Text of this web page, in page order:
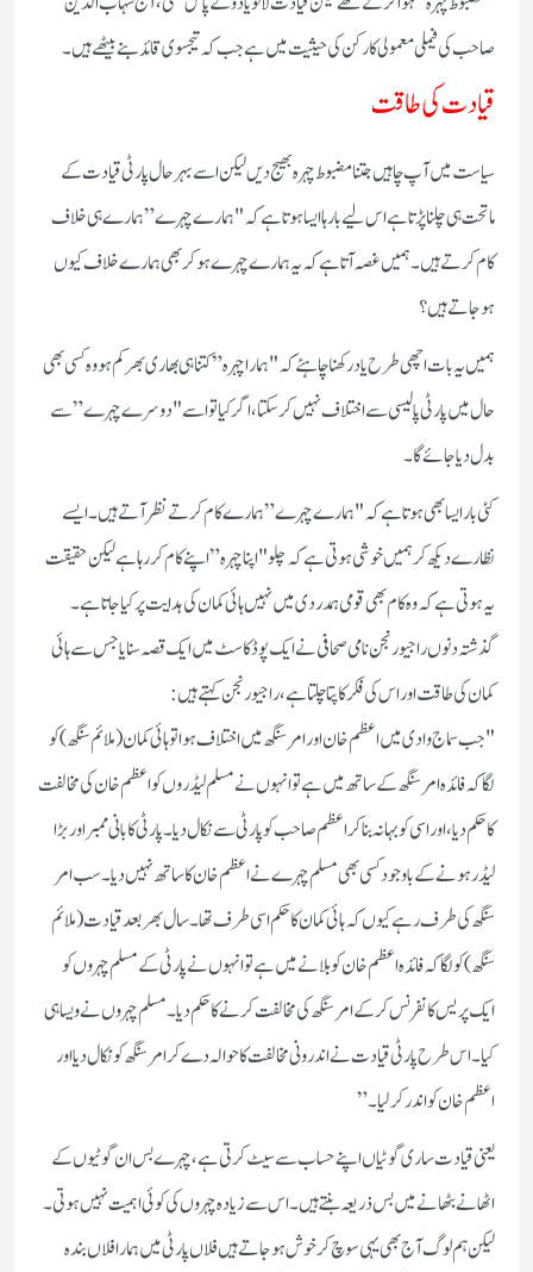
صاحب کی فیملی معمولی کارکن کی حیثیت میں ہے جب کہ تیجسوی قائد بنے بیٹھے ہیں۔
قیادت کی طاقت
سیاست میں آپ چاہیں جتنا مضبوط چہرہ بھیج دیں لیکن اسے بہرحال پارٹی قیادت کے
ماتحت ہی چلنا پڑتا ہے اس لیے بارہا ایسا ہوتا ہے کہ "ہمارے چہرے” ہمارے ہی خلاف
کام کرتے ہیں۔ہمیں غصہ آتا ہے کہ یہ ہمارے چہرے ہوکر بھی ہمارے خلاف کیوں
ہوجاتے ہیں؟
ہمیں یہ بات اچھی طرح یاد رکھنا چاہئے کہ "ہمارا چہرہ” کتنا ہی بھاری بھرکم ہو وہ کسی بھی
حال میں پارٹی پالیسی سے اختلاف نہیں کر سکتا، اگر کیا تو اسے "دوسرے چہرے” سے
بدل دیا جائے گا۔
کئی بار ایسا بھی ہوتا ہے کہ "ہمارے چہرے” ہمارے کام کرتے نظر آتے ہیں۔ایسے
نظارے دیکھ کر ہمیں خوشی ہوتی ہے کہ چلو "اپنا چہرہ” اپنے کام کر رہا ہے لیکن حقیقت
یہ ہوتی ہے کہ وہ کام بھی قومی ہمدردی میں نہیں ہائی کمان کی ہدایت پر کیا جاتا ہے۔
گذشتہ دنوں راجیو رنجن نامی صحافی نے ایک پوڈ کاسٹ میں ایک قصہ سنایا جس سے ہائی
کمان کی طاقت اور اس کی فکر کا پتا چلتا ہے، راجیو رنجن کہتے ہیں:
"جب سماج وادی میں اعظم خان اور امر سنگھ میں اختلاف ہوا تو ہائی کمان(ملائم سنگھ) کو
لگا کہ فائدہ امر سنگھ کے ساتھ میں ہے تو انہوں نے مسلم لیڈروں کو اعظم خان کی مخالفت
کا حکم دیا، اور اسی کو بہانہ بنا کر اعظم صاحب کو پارٹی سے نکال دیا۔پارٹی کا بانی ممبر اور بڑا
لیڈر ہونے کے باوجود کسی بھی مسلم چہرے نے اعظم خان کا ساتھ نہیں دیا۔سب امر
سنگھ کی طرف رہے کیوں کہ ہائی کمان کا حکم اسی طرف تھا۔سال بھر بعد قیادت(ملائم
سنگھ) کو لگا کہ فائدہ اعظم خان کو بلانے میں ہے تو انہوں نے پارٹی کے مسلم چہروں کو
ایک پریس کانفرنس کرکے امر سنگھ کی مخالفت کرنے کا حکم دیا۔مسلم چہروں نے ویسا ہی
کیا۔اس طرح پارٹی قیادت نے اندرونی مخالفت کا حوالہ دے کر امر سنگھ کو نکال دیا اور
اعظم خان کو اندر کر لیا۔”
یعنی قیادت ساری گوٹیاں اپنے حساب سے سیٹ کرتی ہے، چہرے بس ان گوٹیوں کے
اٹھانے بٹھانے میں بس ذریعہ بنتے ہیں۔اس سے زیادہ چہروں کی کوئی اہمیت نہیں ہوتی۔
لیکن ہم لوگ آج بھی یہی سوچ کر خوش ہو جاتے ہیں فلاں پارٹی میں ہمارا فلاں بندہ